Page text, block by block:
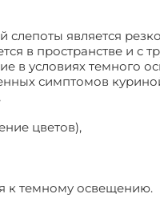
слепоты является
в пространстве и с
в условиях темного
симптомов
цветов),
к темному освещению.